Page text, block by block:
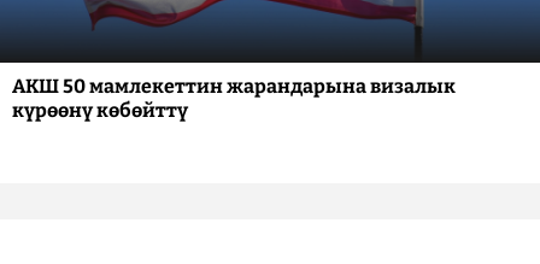
АКШ 50 мамлекеттин жарандарына визалык
күрөөнү көбөйттү